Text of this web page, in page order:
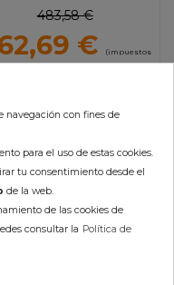
4 Curvas
483,58 €
€ (impuestos
AL CARRITO
navegación con fines de
para el uso de estas cookies.
tu consentimiento desde el
de la web.
de las cookies de
consultar la Política de